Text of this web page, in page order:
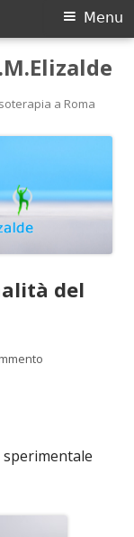
a Roma
Menu
del